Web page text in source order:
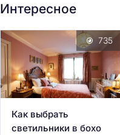
Интересное
Как выбрать
светильники в бохо
735